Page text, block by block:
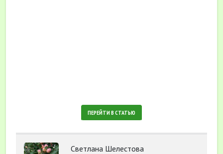
ПЕРЕЙТИ В СТАТЬЮ
Светлана Шелестова